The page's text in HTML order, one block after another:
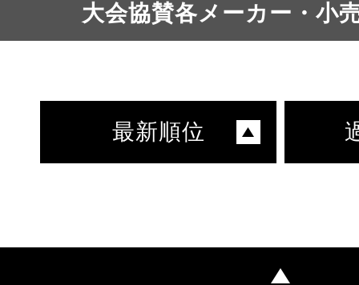
大会協賛各メーカー・小
最新順位